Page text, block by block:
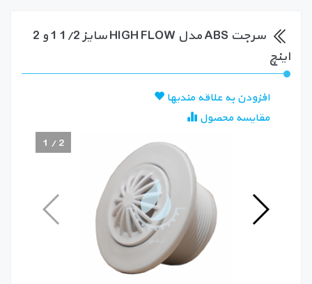
سرجت ABS مدل HIGH FLOW سایز 1/2 1 و 2
اینچ
افزودن به علاقه مندیها
مقایسه محصول
1 /2